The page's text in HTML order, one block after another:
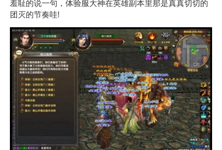
羞耻的说一句，体验服大神在英雄副本里那是真真切切的
团灭的节奏哇!